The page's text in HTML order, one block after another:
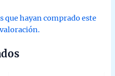
que hayan comprado este